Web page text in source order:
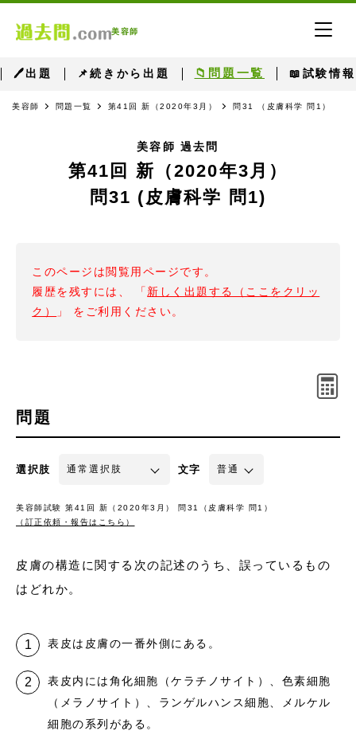
美容師
🖊出題 📌続きから出題 📁問題一覧 📖試験情報
美容師 問題一覧 第41回 新（2020年3月） 問31 （皮膚科学 問1）
美容師 過去問
第41回 新（2020年3月）
問31 (皮膚科学 問1)
このページは閲覧用ページです。
履歴を残すには、 「 新しく出題する（ここをクリッ
ク）
」 をご利用ください。
問題
選択肢 文字
美容師試験 第41回 新（2020年3月） 問31（皮膚科学 問1）
（訂正依頼・報告はこちら）
皮膚の構造に関する次の記述のうち、誤っているもの
はどれか。
表皮は皮膚の一番外側にある。
表皮内には角化細胞（ケラチノサイト）、色素細胞
（メラノサイト）、ランゲルハンス細胞、メルケル
細胞の系列がある。